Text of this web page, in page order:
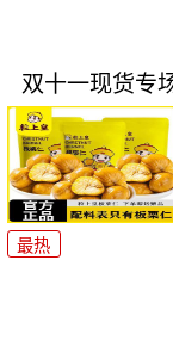
双十一现货专
最热